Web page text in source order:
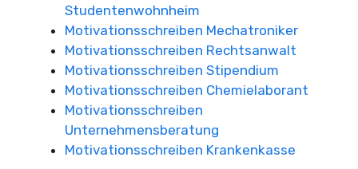
Studentenwohnheim
Motivationsschreiben Mechatroniker
Motivationsschreiben Rechtsanwalt
Motivationsschreiben Stipendium
Motivationsschreiben Chemielaborant
Motivationsschreiben
Unternehmensberatung
Motivationsschreiben Krankenkasse